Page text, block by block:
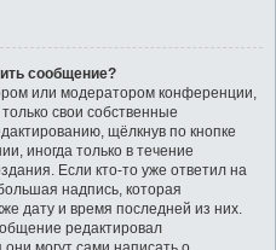
сообщение?
или модератором конференции,
свои собственные
щёлкнув по кнопке
иногда только в течение
Если кто-то уже ответил на
надпись, которая
дату и время последней из них.
редактировал